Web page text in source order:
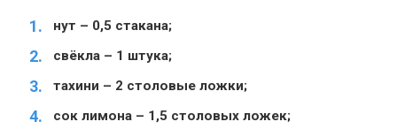
нут – 0,5 стакана;
свёкла – 1 штука;
тахини – 2 столовые ложки;
сок лимона – 1,5 столовых ложек;